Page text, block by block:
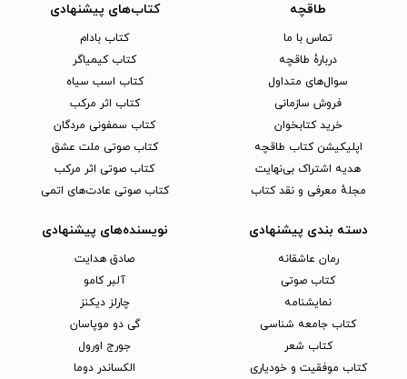
طاقچه
تماس با ما
دربارهٔ طاقچه
سوال‌های متداول
فروش سازمانی
خرید کتابخوان
اپلیکیشن کتاب طاقچه
هدیه اشتراک بی‌نهایت
مجلهٔ معرفی و نقد کتاب
کتاب‌های پیشنهادی
کتاب بادام
کتاب کیمیاگر
کتاب اسب سیاه
کتاب اثر مرکب
کتاب سمفونی مردگان
کتاب صوتی ملت عشق
کتاب صوتی اثر مرکب
کتاب صوتی عادت‌های اتمی
دسته بندی پیشنهادی
رمان عاشقانه
کتاب‌ صوتی
نمایشنامه
کتاب جامعه شناسی
کتاب شعر
کتاب موفقیت و خودیاری
نویسنده‌های پیشنهادی
صادق هدایت
آلبر کامو
چارلز دیکنز
گی دو موپاسان
جورج اورول
الکساندر دوما